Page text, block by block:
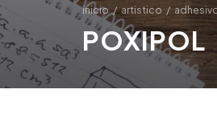
inicio / artistico /
POXIPOL